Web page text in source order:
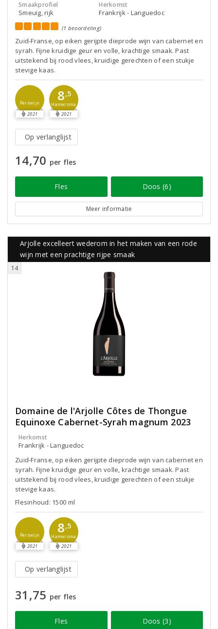
Smaakprofiel
Smeuïg, rijk
Herkomst
Frankrijk - Languedoc
(1 beoordeling)
Zuid-Franse, op eiken gerijpte dieprode wijn van cabernet en
syrah. Fijne kruidige geur en volle, krachtige smaak. Past
uitstekend bij rood vlees, kruidige gerechten of een stukje
stevige kaas.
Perswijn
2021
8,5
Hamersma
2021
Op verlanglijst
14,70 per fles
Fles Doos (6)
Meer informatie
Arjolle excelleert wederom in het maken van een rode
wijn met een prachtige rijpe smaak
14
Domaine de l'Arjolle Côtes de Thongue
Equinoxe Cabernet-Syrah magnum 2023
Herkomst
Frankrijk - Languedoc
Zuid-Franse, op eiken gerijpte dieprode wijn van cabernet en
syrah. Fijne kruidige geur en volle, krachtige smaak. Past
uitstekend bij rood vlees, kruidige gerechten of een stukje
stevige kaas.
Flesinhoud: 1500 ml
Perswijn
2021
8,5
Hamersma
2021
Op verlanglijst
31,75 per fles
Fles Doos (3)